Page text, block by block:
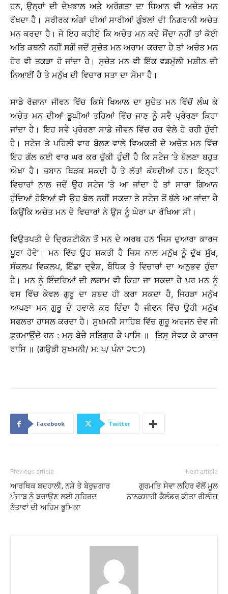
ਹਨ, ਉਨ੍ਹਾਂ ਦੀ ਦੇਖਭਾਲ ਅਤੇ ਅਰੋਗਤਾ ਦਾ ਧਿਆਨ ਵੀ ਅਚੇਤ ਮਨ
ਰੱਖਦਾ ਹੈ। ਸਰੀਰਕ ਅੰਗਾਂ ਦੀਆਂ ਸਾਰੀਆਂ ਗੁੰਝਲਾਂ ਦੀ ਨਿਗਰਾਨੀ ਅਚੇਤ
ਮਨ ਕਰਦਾ ਹੈ। ਜੇ ਇਹ ਕਹੀਏ ਕਿ ਅਚੇਤ ਮਨ ਕਦੇ ਸੌਂਦਾ ਨਹੀਂ ਤਾਂ ਕੋਈ
ਅਤਿ ਕਥਨੀ ਨਹੀਂ ਸਗੋਂ ਜਦੋਂ ਸੁਚੇਤ ਮਨ ਅਰਾਮ ਕਰਦਾ ਹੈ ਤਾਂ ਅਚੇਤ ਮਨ
ਹੋਰ ਵੀ ਤਕੜਾ ਹੋ ਜਾਂਦਾ ਹੈ। ਸੁਚੇਤ ਮਨ ਵੀ ਇੱਕ ਵਡਮੁੱਲੀ ਮਸ਼ੀਨ ਦੀ
ਨਿਆਈਂ ਹੈ ਤੇ ਮਨੁੱਖ ਦੀ ਵਿਚਾਰ ਸਤਾ ਦਾ ਸੋਮਾ ਹੈ।
ਸਾਡੇ ਰੋਜ਼ਾਨਾ ਜੀਵਨ ਵਿੱਚ ਕਿਸੇ ਖਿਆਲ ਦਾ ਸੁਚੇਤ ਮਨ ਵਿੱਚੋਂ ਲੰਘ ਕੇ
ਅਚੇਤ ਮਨ ਦੀਆਂ ਡੂਘੀਆਂ ਤਹਿਆਂ ਵਿੱਚ ਜਾਣ ਨੂੰ ਸਵੈ ਪ੍ਰੇਰਣਾ ਕਿਹਾ
ਜਾਂਦਾ ਹੈ। ਇਹ ਸਵੈ ਪ੍ਰੇਰਣਾ ਸਾਡੇ ਜੀਵਨ ਵਿੱਚ ਹਰ ਵੇਲੇ ਹੋ ਰਹੀ ਹੁੰਦੀ
ਹੈ। ਸਟੇਜ ’ਤੇ ਪਹਿਲੀ ਵਾਰ ਬੋਲਣ ਵਾਲੇ ਵਿਅਕਤੀ ਦੇ ਅਚੇਤ ਮਨ ਵਿੱਚ
ਇਹ ਗੱਲ ਕਈ ਵਾਰ ਘਰ ਕਰ ਚੁੱਕੀ ਹੁੰਦੀ ਹੈ ਕਿ ਸਟੇਜ ’ਤੇ ਬੋਲਣਾ ਬਹੁਤ
ਔਖਾ ਹੈ। ਜ਼ਬਾਨ ਥਿੜਕ ਸਕਦੀ ਹੈ ਤੇ ਲੱਤਾਂ ਕੰਬਦੀਆਂ ਹਨ। ਇਨ੍ਹਾਂ
ਵਿਚਾਰਾਂ ਨਾਲ ਜਦੋਂ ਉਹ ਸਟੇਜ ’ਤੇ ਆ ਜਾਂਦਾ ਹੈ ਤਾਂ ਸਾਰਾ ਗਿਆਨ
ਹੁੰਦਿਆਂ ਹੋਇਆਂ ਵੀ ਉਹ ਬੋਲ ਨਹੀਂ ਸਕਦਾ ਤੇ ਸਟੇਜ ਤੋਂ ਥੱਲੇ ਆ ਜਾਂਦਾ ਹੈ
ਕਿਉਂਕਿ ਅਚੇਤ ਮਨ ਦੇ ਵਿਚਾਰਾਂ ਨੇ ਉਸ ਨੂੰ ਘੇਰਾ ਪਾ ਰੱਖਿਆ ਸੀ।
ਵਿਉਤਪਤੀ ਦੇ ਦ੍ਰਿਸ਼ਟੀਕੋਨ ਤੋਂ ਮਨ ਦੇ ਅਰਥ ਹਨ ‘ਜਿਸ ਦੁਆਰਾ ਕਾਰਜ
ਪੂਰਾ ਹੋਵੇ’। ਮਨ ਵਿੱਚ ਉਹ ਸ਼ਕਤੀ ਹੈ ਜਿਸ ਨਾਲ ਮਨੁੱਖ ਨੂੰ ਦੁੱਖ ਸੁੱਖ,
ਸੰਕਲਪ ਵਿਕਲਪ, ਇੱਛਾ ਦ੍ਵੈਸ਼, ਬੌਧਿਕ ਤੇ ਵਿਚਾਰਾਂ ਦਾ ਅਨੁਭਵ ਹੁੰਦਾ
ਹੈ। ਮਨ ਨੂੰ ਇੰਦਰਿਆਂ ਦੀ ਲਗਾਮ ਵੀ ਕਿਹਾ ਜਾ ਸਕਦਾ ਹੈ ਪਰ ਮਨ ਨੂੰ
ਵਸ ਵਿੱਚ ਕੇਵਲ ਗੁਰੂ ਦਾ ਸ਼ਬਦ ਹੀ ਕਰਾ ਸਕਦਾ ਹੈ, ਜਿਹੜਾ ਮਨੁੱਖ
ਆਪਣਾ ਮਨ ਗੁਰੂ ਦੇ ਹਵਾਲੇ ਕਰ ਦਿੰਦਾ ਹੈ ਜੀਵਨ ਵਿੱਚ ਉਹੀ ਮਨੁੱਖ
ਸਫਲਤਾ ਹਾਸਲ ਕਰਦਾ ਹੈ। ਸੁਖਮਨੀ ਸਾਹਿਬ ਵਿੱਚ ਗੁਰੂ ਅਰਜਨ ਦੇਵ ਜੀ
ਫ਼ੁਰਮਾਉਂਦੇ ਹਨ : ਮਨੁ ਬੇਚੈ ਸਤਿਗੁਰ ਕੈ ਪਾਸਿ ॥ ਤਿਸੁ ਸੇਵਕ ਕੇ ਕਾਰਜ
ਰਾਸਿ ॥ (ਗਉੜੀ ਸੁਖਮਨੀ/ ਮ: ੫/ ਪੰਨਾ ੨੮੭)
Facebook Twitter
Previous article
ਆਰਥਿਕ ਬਦਹਾਲੀ, ਨਸ਼ੇ ਤੇ ਬੇਰੁਜ਼ਗਾਰ
ਪੰਜਾਬ ਨੂੰ ਬਚਾਉਣ ਲਈ ਸੁਹਿਰਦ
ਨੇਤਾਵਾਂ ਦੀ ਅਹਿਮ ਭੂਮਿਕਾ
Next article
ਗੁਰਮਤਿ ਸੇਵਾ ਲਹਿਰ ਵੱਲੋਂ ਮੂਲ
ਨਾਨਕਸਾਹੀ ਕੈਲੰਡਰ ਕੀਤਾ ਰੀਲੀਜ